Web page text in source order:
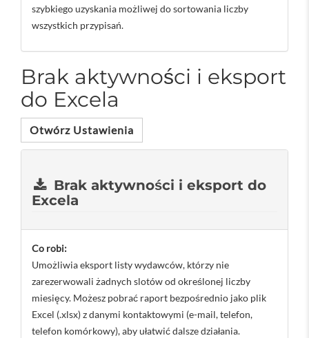
szybkiego uzyskania możliwej do sortowania liczby
wszystkich przypisań.
Brak aktywności i eksport
do Excela
Otwórz Ustawienia
Brak aktywności i eksport do
Excela
Co robi:
Umożliwia eksport listy wydawców, którzy nie
zarezerwowali żadnych slotów od określonej liczby
miesięcy. Możesz pobrać raport bezpośrednio jako plik
Excel (.xlsx) z danymi kontaktowymi (e-mail, telefon,
telefon komórkowy), aby ułatwić dalsze działania.